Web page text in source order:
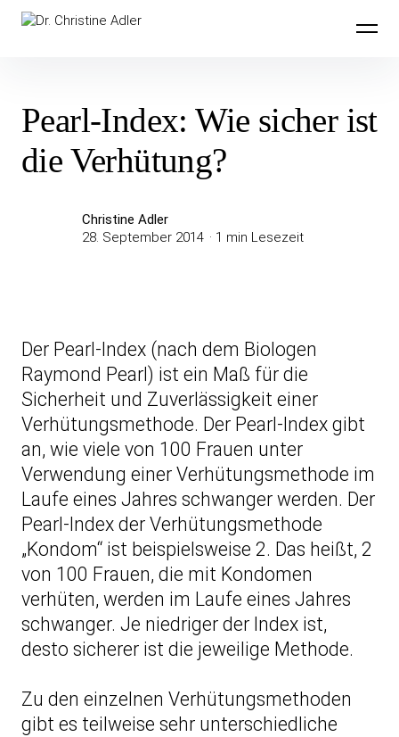
Inhalte
überspringen
Dr. Christine Adler
Pearl-Index: Wie sicher ist
die Verhütung?
Christine Adler
28. September 2014
1 min Lesezeit
Der Pearl-Index (nach dem Biologen
Raymond Pearl) ist ein Maß für die
Sicherheit und Zuverlässigkeit einer
Verhütungsmethode. Der Pearl-Index gibt
an, wie viele von 100 Frauen unter
Verwendung einer Verhütungsmethode im
Laufe eines Jahres schwanger werden. Der
Pearl-Index der Verhütungsmethode
„Kondom“ ist beispielsweise 2. Das heißt, 2
von 100 Frauen, die mit Kondomen
verhüten, werden im Laufe eines Jahres
schwanger. Je niedriger der Index ist,
desto sicherer ist die jeweilige Methode.
Zu den einzelnen Verhütungsmethoden
gibt es teilweise sehr unterschiedliche